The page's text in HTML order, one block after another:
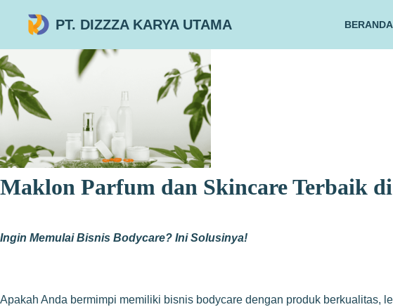
PT. DIZZZA KARYA UTAMA BERANDA
Maklon Parfum dan Skincare Terbaik
Ingin Memulai Bisnis Bodycare? Ini Solusinya!
Apakah Anda bermimpi memiliki bisnis bodycare dengan produk berkualitas,